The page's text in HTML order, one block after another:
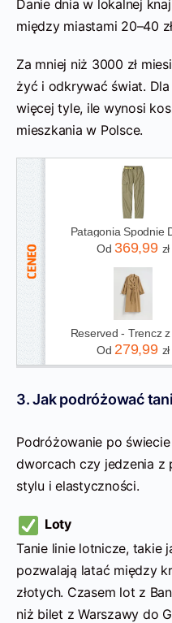
Danie dnia w lokalnej
między miastami 20–40
Za mniej niż 3000 zł
żyć i odkrywać świat.
więcej tyle, ile wynosi
mieszkania w Polsce.
Od 369,99 zł
Od 279,99 zł
3. Jak podróżować
Podróżowanie po
dworcach czy jedzenia z
stylu i elastyczności.
Loty
Tanie linie lotnicze, takie
pozwalają latać między
złotych. Czasem lot z
niż bilet z Warszawy do